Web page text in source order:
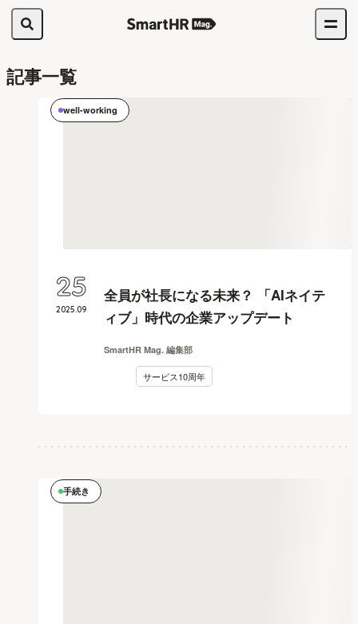
記事一覧
well-working
全員が社長になる未来？ 「AIネイテ
ィブ」時代の企業アップデート
SmartHR Mag. 編集部
サービス10周年
2025.09
25
手続き